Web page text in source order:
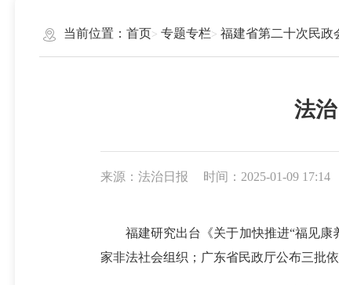
当前位置： 首页 专题专栏 福建省第二十次民政
法
来源：法治日报 时间：2025-01-09 17:14
福建研究出台《关于加快推进“福见康养
家非法社会组织；广东省民政厅公布三批